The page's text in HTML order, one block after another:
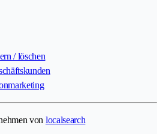
/ löschen
von localsearch